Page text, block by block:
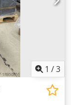
1 /3